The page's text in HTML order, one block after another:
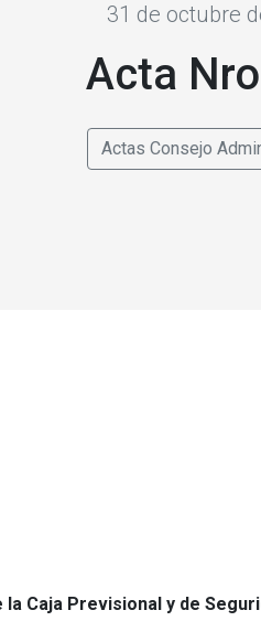
31 de octubre
Acta
Actas Consejo
Caja Previsional y de